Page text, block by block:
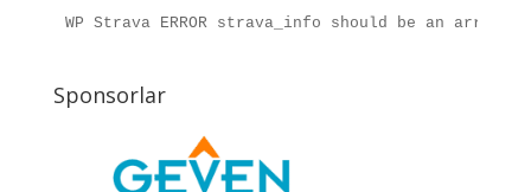
WP Strava ERROR strava_info should be an
Sponsorlar